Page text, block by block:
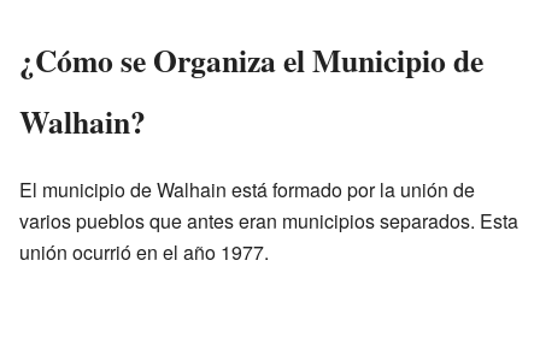
¿Cómo se Organiza el Municipio de
Walhain?
El municipio de Walhain está formado por la unión de
varios pueblos que antes eran municipios separados. Esta
unión ocurrió en el año 1977.